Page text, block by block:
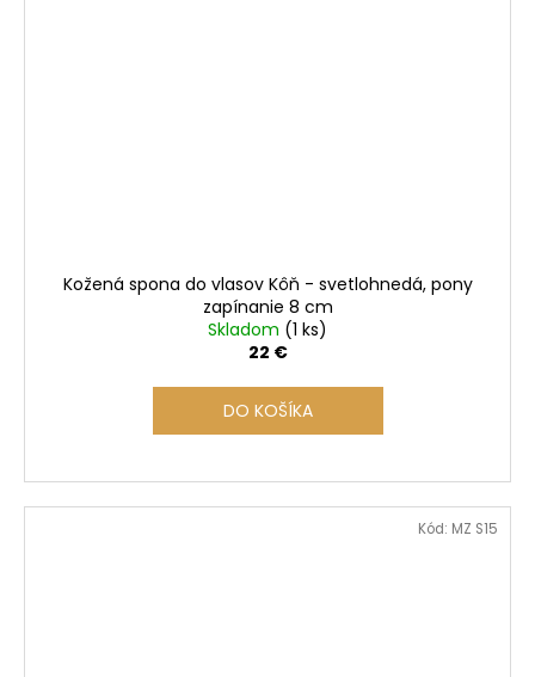
Kožená spona do vlasov Kôň - svetlohnedá, pony
zapínanie 8 cm
Skladom (1 ks)
22 €
DO KOŠÍKA
Kód: MZ S15